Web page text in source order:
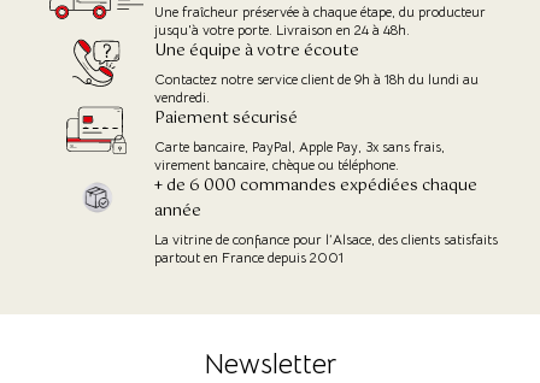
Une fraîcheur préservée à chaque étape, du producteur
jusqu'à votre porte. Livraison en 24 à 48h.
Une équipe à votre écoute
Contactez notre service client de 9h à 18h du lundi au
vendredi.
Paiement sécurisé
Carte bancaire, PayPal, Apple Pay, 3x sans frais,
virement bancaire, chèque ou téléphone.
+ de 6 000 commandes expédiées chaque
année
La vitrine de confiance pour l’Alsace, des clients satisfaits
partout en France depuis 2001
Newsletter